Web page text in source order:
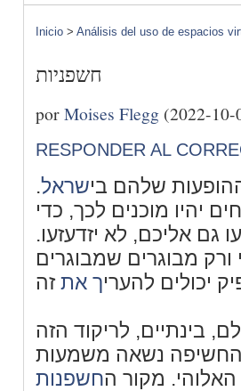
Inicio > Análisis del uso de espacios
חשפניות
porMoises Flegg (2022-10-
RESPONDER AL
שלהם בישראל.
יהיו מוכנים לכך, כדי
גם אליכם, לא יזדעזעו.
ורק מבוגרים שמבוגרים
יכולים להעריך את
בינתיים, לריקוד הזה
נשאה משמעות
מקור החשפנות